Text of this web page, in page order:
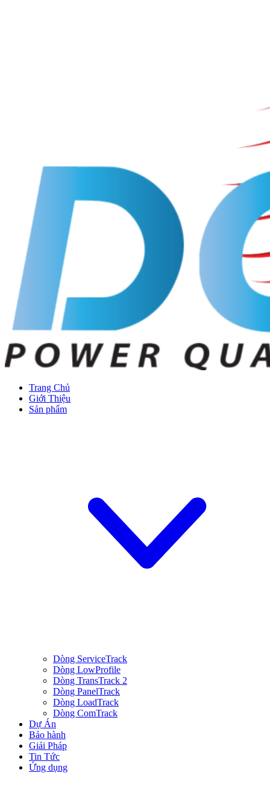
Trang Chủ
Giới Thiệu
Sản phẩm
Dòng ServiceTrack
Dòng LowProfile
Dòng TransTrack 2
Dòng PanelTrack
Dòng LoadTrack
Dòng ComTrack
Dự Án
Bảo hành
Giải Pháp
Tin Tức
Ứng dụng